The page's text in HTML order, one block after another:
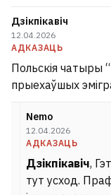
Дзікпікавіч
12.04.2026
АДКАЗАЦЬ
Польскія чатыры
прыехаўшых
Nemo
12.04.2026
АДКАЗАЦЬ
Дзікпікавіч,
тут усход.